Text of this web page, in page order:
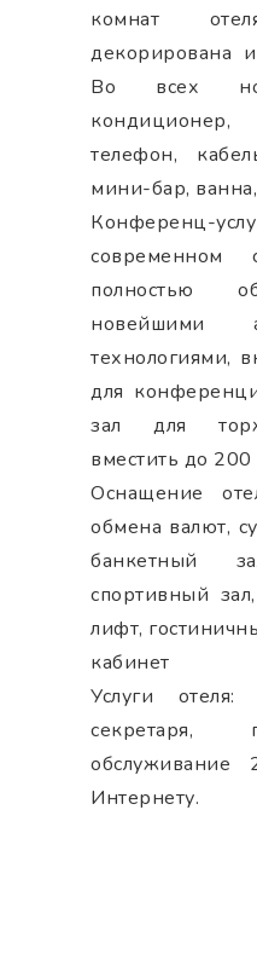
комнат
декорирована
Во всех
кондиционер,
телефон,
мини-бар,
Конференц-
современном
полностью
новейшими
технологиями,
для
зал для
вместить до 200
Оснащение
обмена валют,
банкетный
спортивный
лифт,
кабинет
Услуги отеля:
секретаря,
обслуживание
Интернету.